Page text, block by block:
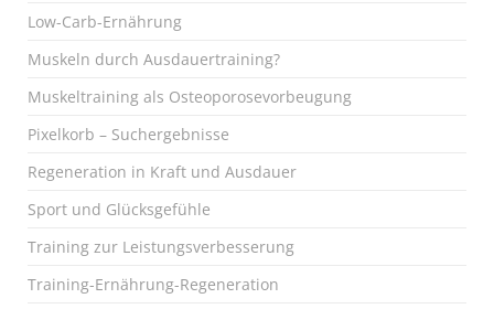
Low-Carb-Ernährung
Muskeln durch Ausdauertraining?
Muskeltraining als Osteoporosevorbeugung
Pixelkorb – Suchergebnisse
Regeneration in Kraft und Ausdauer
Sport und Glücksgefühle
Training zur Leistungsverbesserung
Training-Ernährung-Regeneration